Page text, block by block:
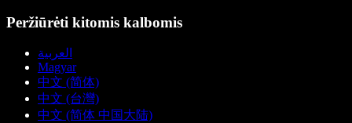
Peržiūrėti kitomis kalbomis
العربية
Magyar
中文 (简体)
中文 (台灣)
中文 (简体 中国大陆)